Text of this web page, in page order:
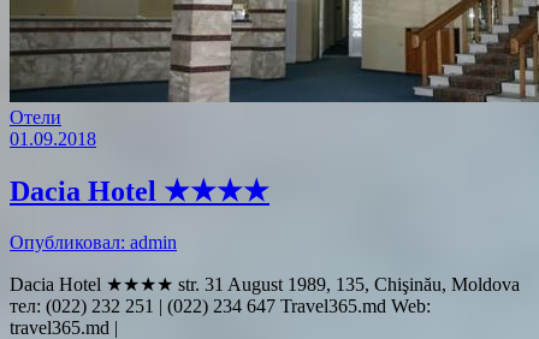
Отели
01.09.2018
Dacia Hotel ★★★★
Опубликовал: admin
Dacia Hotel ★★★★ str. 31 August 1989, 135, Chişinău, Moldova
тел: (022) 232 251 | (022) 234 647 Travel365.md Web:
travel365.md |